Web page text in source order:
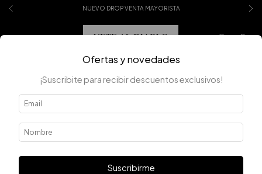
NUEVO DROP VENTA MAYORISTA
Error - 404
La página que estás buscando no existe.
Ofertas y novedades
¡Suscribite para recibir descuentos exclusivos!
Suscribirme